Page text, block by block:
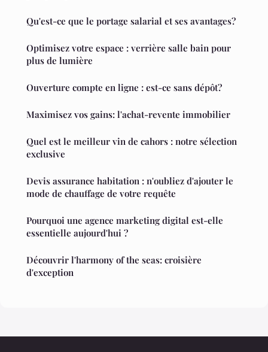
Qu'est-ce que le portage salarial et ses avantages?
Optimisez votre espace : verrière salle bain pour
plus de lumière
Ouverture compte en ligne : est-ce sans dépôt?
Maximisez vos gains: l'achat-revente immobilier
Quel est le meilleur vin de cahors : notre sélection
exclusive
Devis assurance habitation : n'oubliez d'ajouter le
mode de chauffage de votre requête
Pourquoi une agence marketing digital est-elle
essentielle aujourd'hui ?
Découvrir l'harmony of the seas: croisière
d'exception